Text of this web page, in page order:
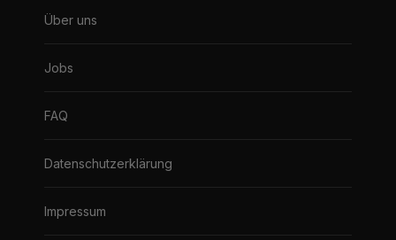
Über uns
Jobs
FAQ
Datenschutzerklärung
Impressum